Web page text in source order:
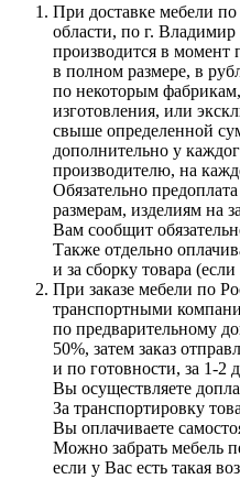
При доставке мебели
области, по г.
производится в момент
в полном размере, в
по некоторым
изготовления, или
свыше определенной
дополнительно у
производителю, на
Обязательно
размерам, изделиям на
Вам сообщит
Также отдельно
и за сборку товара (если
При заказе мебели по
транспортными
по предварительному
50%, затем заказ
и по готовности, за 1-2
Вы осуществляете
За транспортировку
Вы оплачиваете
Можно забрать мебель
если у Вас есть такая